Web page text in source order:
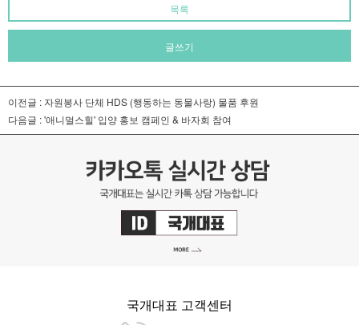
목록
글쓰기
이전글 : 자원봉사 단체 HDS (행동하는 동물사랑) 물품 후원
다음글 :'애니멀스힐' 입양 홍보 캠페인 & 바자회 참여
국개대표 고객센터